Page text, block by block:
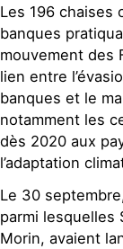
Les 196 chaises
banques
mouvement des
lien entre
banques et le
notamment les
dès 2020 aux
l’adaptation
Le 30
parmi lesquelles
Morin, avaient